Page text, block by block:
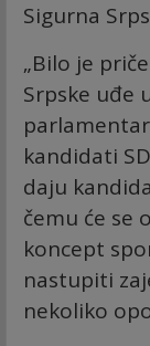
Sigurna
„Bilo je
Srpske uđe
kandidati
daju
čemu će se
koncept
nastupiti
nekoliko